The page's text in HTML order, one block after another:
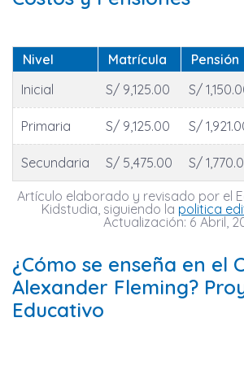
Nivel Matrícula Pensión
Inicial
S/ 9,125.00 S/
Primaria S/ 9,125.00 S/
Secundaria S/ 5,475.00 S/
Artículo elaborado y revisado por el
Kidstudia, siguiendo la politica
Actualización: 6 Abril,
¿Cómo se enseña en el
Alexander Fleming?
Educativo